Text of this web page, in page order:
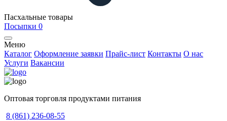
Пасхальные товары
Посыпки 0
Меню
Каталог Оформление заявки Прайс-лист Контакты О нас
Услуги Вакансии
Оптовая торговля продуктами питания
8 (861) 236-08-55